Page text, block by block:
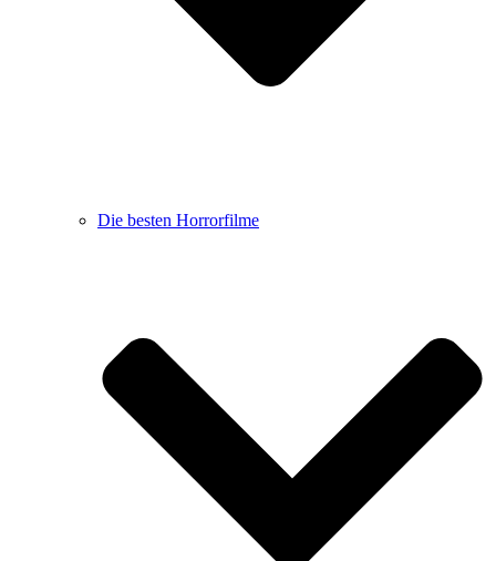
Die besten Horrorfilme